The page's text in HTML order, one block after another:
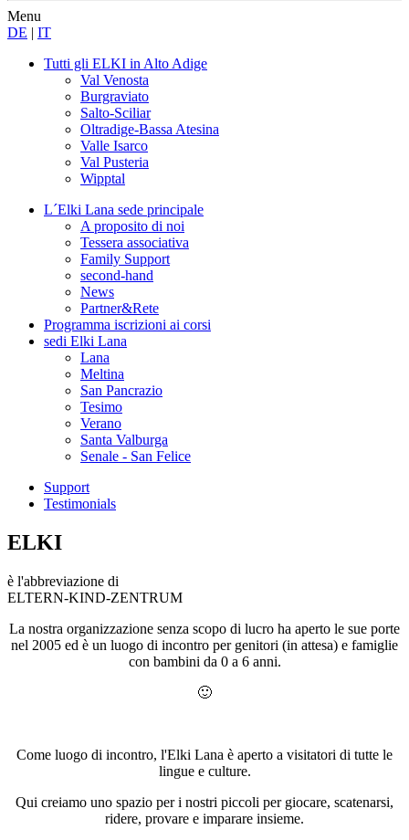
Menu
DE | IT
Tutti gli ELKI in Alto Adige
Val Venosta
Burgraviato
Salto-Sciliar
Oltradige-Bassa Atesina
Valle Isarco
Val Pusteria
Wipptal
L´Elki Lana sede principale
A proposito di noi
Tessera associativa
Family Support
second-hand
News
Partner&Rete
Programma iscrizioni ai corsi
sedi Elki Lana
Lana
Meltina
San Pancrazio
Tesimo
Verano
Santa Valburga
Senale - San Felice
Support
Testimonials
ELKI
è l'abbreviazione di
ELTERN-KIND-ZENTRUM
La nostra organizzazione senza scopo di lucro ha aperto le sue porte
nel 2005 ed è un luogo di incontro per genitori (in attesa) e famiglie
con bambini da 0 a 6 anni.
🙂
Come luogo di incontro, l'Elki Lana è aperto a visitatori di tutte le
lingue e culture.
Qui creiamo uno spazio per i nostri piccoli per giocare, scatenarsi,
ridere, provare e imparare insieme.